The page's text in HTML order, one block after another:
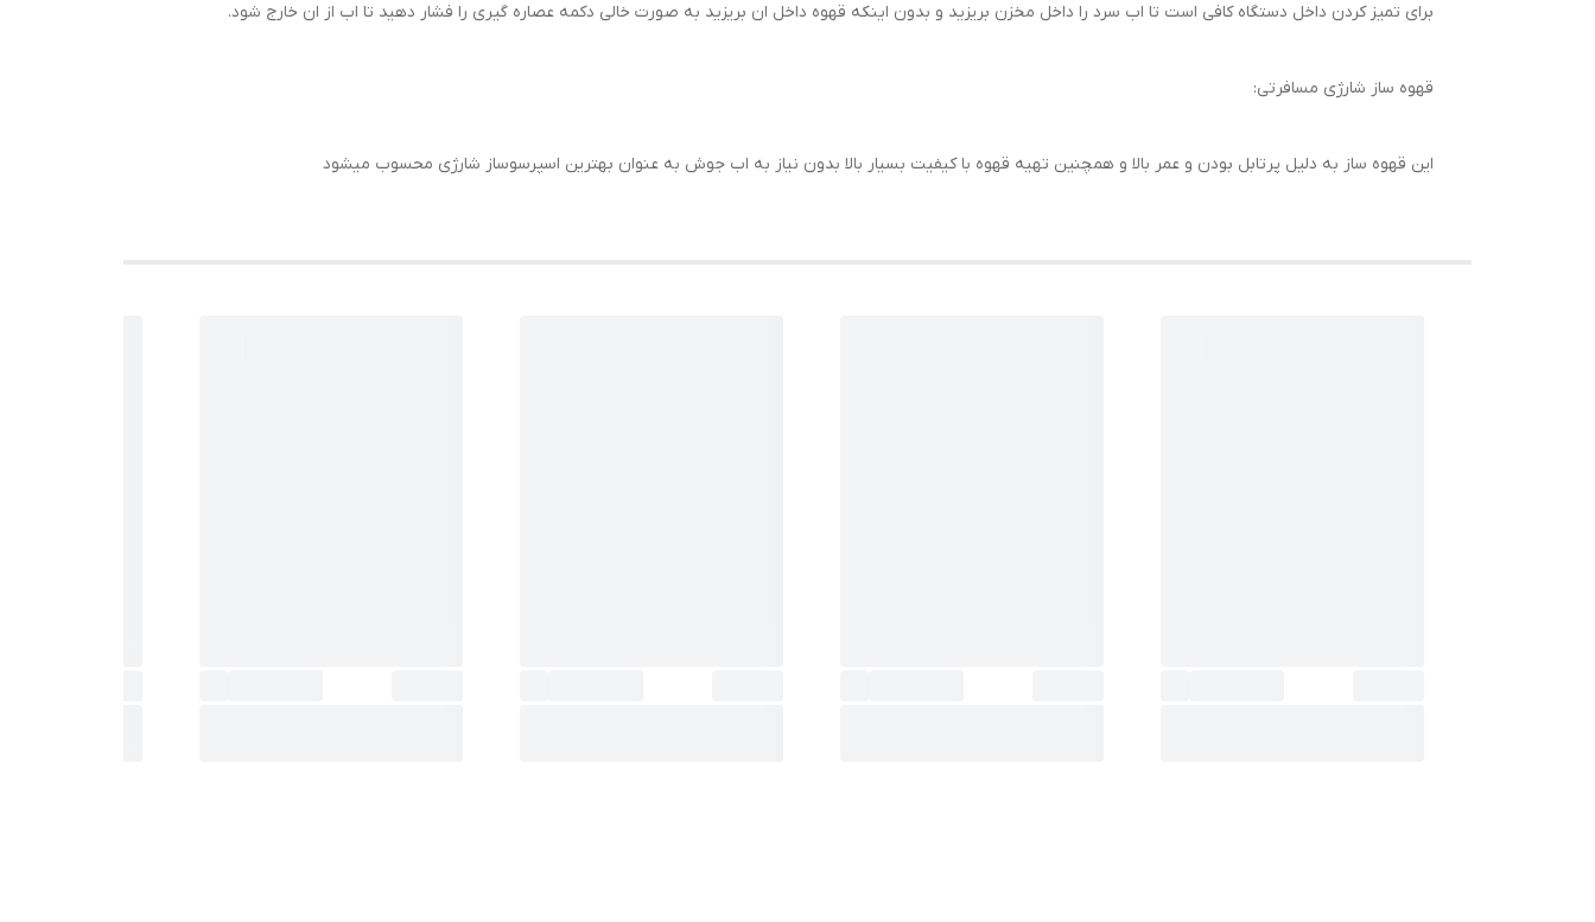
برای تمیز کردن داخل دستگاه کافی است تا اب سرد را داخل مخزن بریزید و بدون اینکه قهوه داخل ان بریزید به صورت خالی دکمه عصاره گیری را فشار دهید تا اب از ان خارج شود.
قهوه ساز شارژی مسافرتی:
این قهوه ساز به دلیل پرتابل بودن و عمر بالا و همچنین تهیه قهوه با کیفیت بسیار بالا بدون نیاز به اب جوش به عنوان بهترین اسپرسوساز شارژی محسوب میشود